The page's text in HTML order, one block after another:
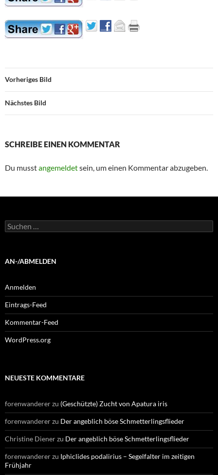
Vorheriges Bild
Nächstes Bild
SCHREIBE EINEN KOMMENTAR
Du musstangemeldetsein, um einen Kommentar abzugeben.
Suchen
nach:
AN-/ABMELDEN
Anmelden
Eintrags-Feed
Kommentar-Feed
WordPress.org
NEUESTE KOMMENTARE
forenwandererzu (Geschützte) Zucht von Apatura iris
forenwandererzu Der angeblich böse Schmetterlingsflieder
Christine Dienerzu Der angeblich böse Schmetterlingsflieder
forenwandererzu Iphiclides podalirius – Segelfalter im zeitigen
Frühjahr